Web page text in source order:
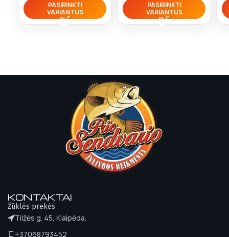
PASIRINKTI
VARIANTUS
PASIRINKTI
VARIANTUS
KONTAKTAI
Žūklės prekės
Tilžės g. 45, Klaipėda.
+37068793452